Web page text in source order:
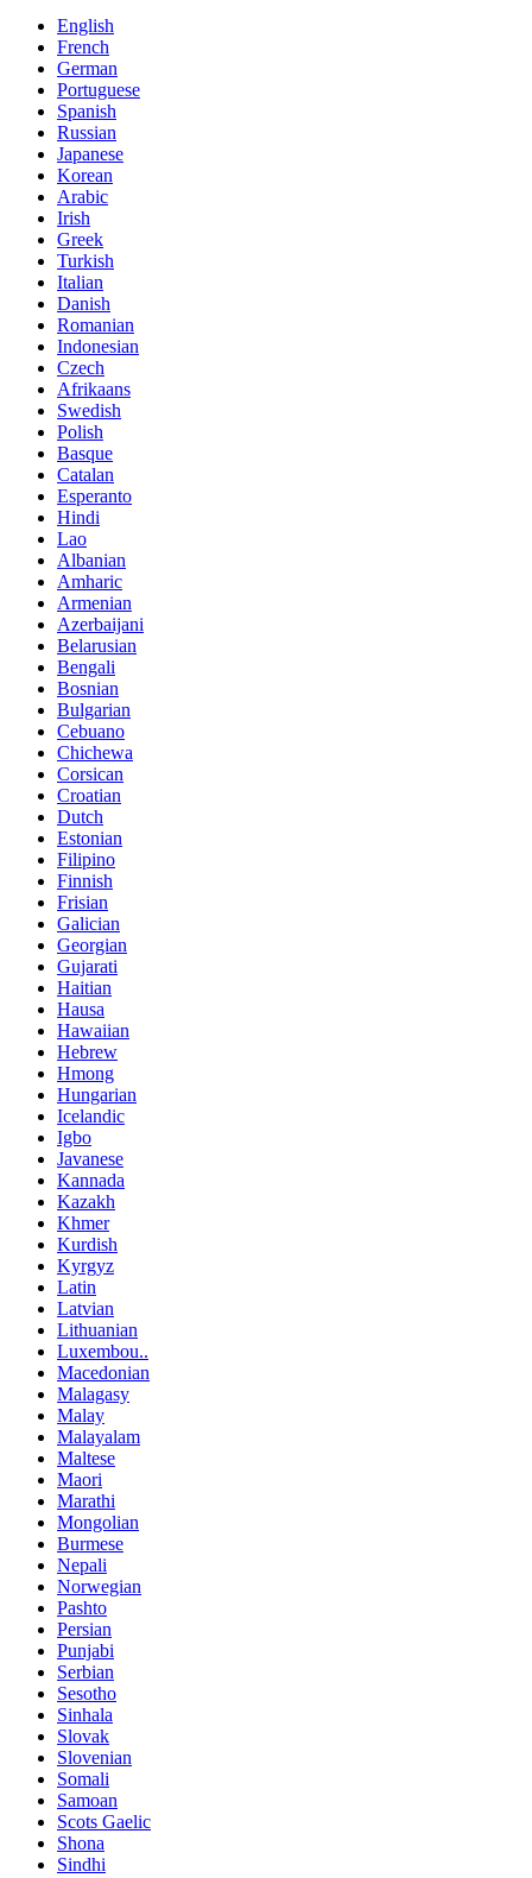
English
French
German
Portuguese
Spanish
Russian
Japanese
Korean
Arabic
Irish
Greek
Turkish
Italian
Danish
Romanian
Indonesian
Czech
Afrikaans
Swedish
Polish
Basque
Catalan
Esperanto
Hindi
Lao
Albanian
Amharic
Armenian
Azerbaijani
Belarusian
Bengali
Bosnian
Bulgarian
Cebuano
Chichewa
Corsican
Croatian
Dutch
Estonian
Filipino
Finnish
Frisian
Galician
Georgian
Gujarati
Haitian
Hausa
Hawaiian
Hebrew
Hmong
Hungarian
Icelandic
Igbo
Javanese
Kannada
Kazakh
Khmer
Kurdish
Kyrgyz
Latin
Latvian
Lithuanian
Luxembou..
Macedonian
Malagasy
Malay
Malayalam
Maltese
Maori
Marathi
Mongolian
Burmese
Nepali
Norwegian
Pashto
Persian
Punjabi
Serbian
Sesotho
Sinhala
Slovak
Slovenian
Somali
Samoan
Scots Gaelic
Shona
Sindhi